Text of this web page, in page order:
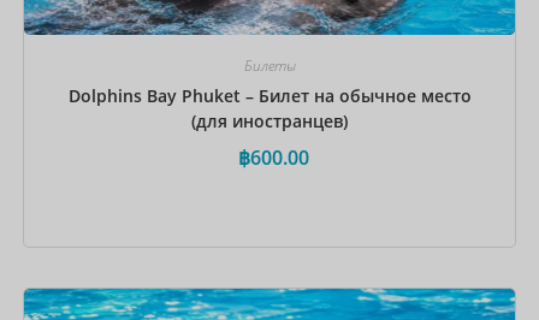
Билеты
Dolphins Bay Phuket – Билет на обычное место
(для иностранцев)
฿600.00
Забронировать сейчас